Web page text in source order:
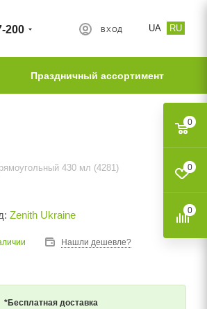
UA RU
ВХОД
200
Праздничный ассортимент
430 мл (4281)
Zenith Ukraine
Нашли дешевле?
*Бесплатная доставка
0
0
0